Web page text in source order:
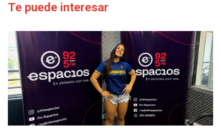
Te puede interesar